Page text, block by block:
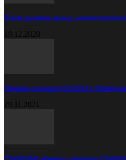
В чём разница между
19.12.2020
Прицеп самосвал КАМАЗ в
29.11.2021